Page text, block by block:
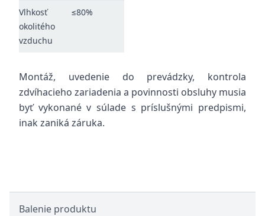
Vlhkosť
okolitého
vzduchu
≤80%
Montáž, uvedenie do prevádzky, kontrola
zdvíhacieho zariadenia a povinnosti obsluhy musia
byť vykonané v súlade s príslušnými predpismi,
inak zaniká záruka.
Balenie produktu